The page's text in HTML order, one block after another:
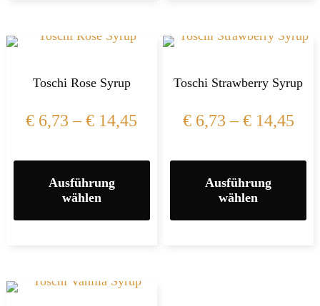
Toschi Rose Syrup
€ 6,73 –€ 14,45
Ausführung
wählen
Toschi Strawberry Syrup
€6,73 –€14,45
Ausführung
wählen